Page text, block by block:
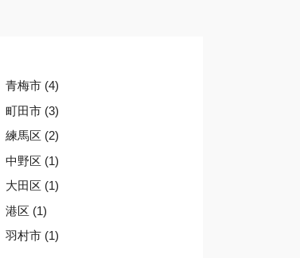
青梅市 (4)
町田市 (3)
練馬区 (2)
中野区 (1)
大田区 (1)
港区 (1)
羽村市 (1)